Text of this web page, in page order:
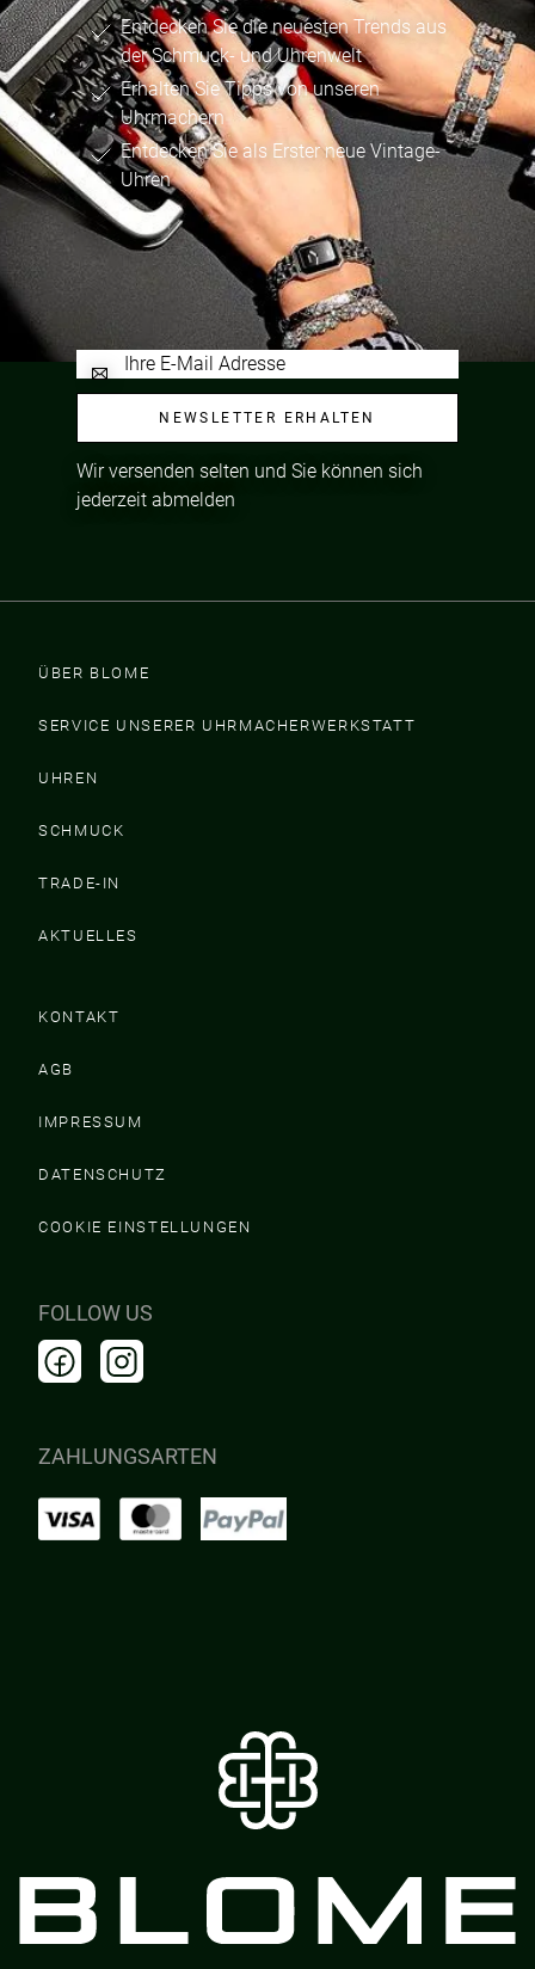
Entdecken Sie die neuesten Trends aus
der Schmuck- und Uhrenwelt
Erhalten Sie Tipps von unseren
Uhrmachern
Entdecken Sie als Erster neue Vintage-
Uhren
NEWSLETTER ERHALTEN
Wir versenden selten und Sie können sich
jederzeit abmelden
ÜBER BLOME
SERVICE UNSERER UHRMACHERWERKSTATT
UHREN
SCHMUCK
TRADE-IN
AKTUELLES
KONTAKT
AGB
IMPRESSUM
DATENSCHUTZ
COOKIE EINSTELLUNGEN
FOLLOW US
ZAHLUNGSARTEN